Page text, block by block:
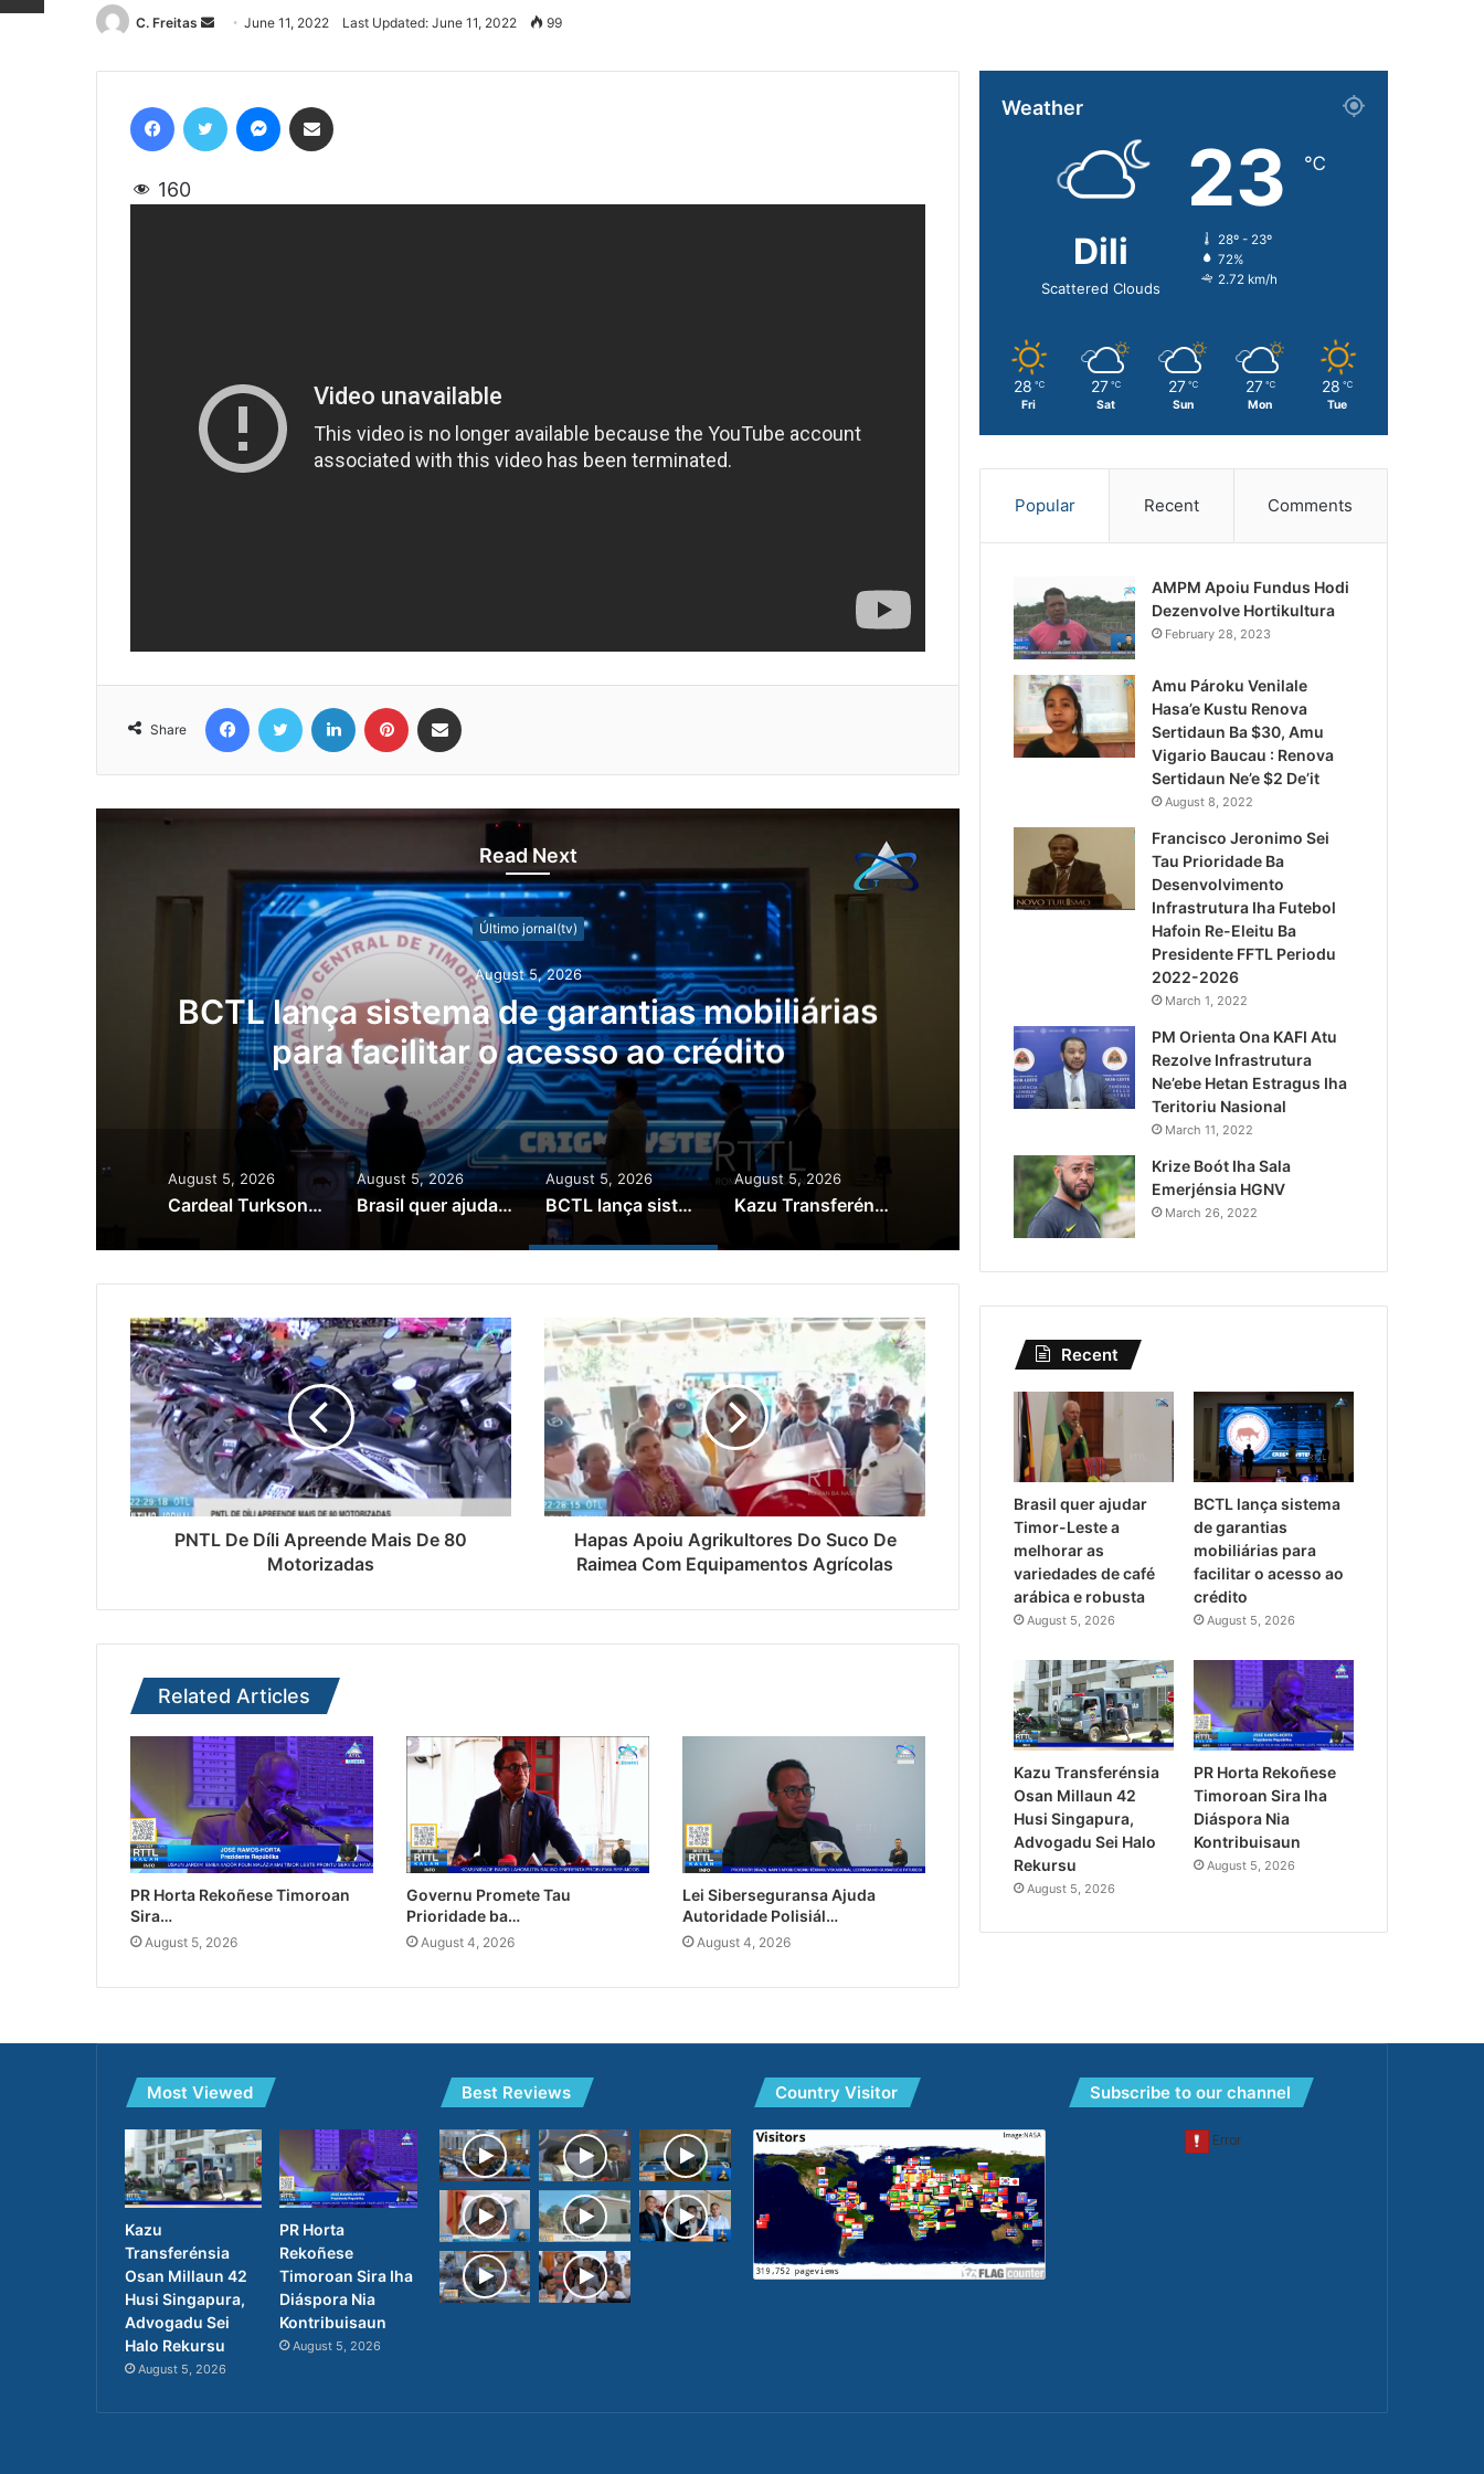
C. Freitas
Send
email
June 11, 2022 Last Updated: June 11, 2022 99
160
Share
Read Next
Último jornal(tv)
August 5, 2026
BCTL lança sistema de garantias mobiliárias
para facilitar o acesso ao crédito
Kazu Transferénsia
Singapura, Advogadu
August 5, 2026
Cardeal Turkson homenageia heróis timorenses e defende papel da igreja no desenvolvimento do país
August 5, 2026
Brasil quer ajudar Timor-Leste a melhorar as variedades de café arábica e robusta
August 5, 2026
BCTL lança sistema de garantias mobiliárias para facilitar o acesso ao crédito
August 5, 2026
Kazu Transferénsia Osan Millaun 42 Husi Singapura, Advogadu Sei Halo Rekursu
PNTL De Díli Apreende Mais De 80
Motorizadas
Hapas Apoiu Agrikultores Do Suco De
Raimea Com Equipamentos Agrícolas
Related Articles
PR Horta Rekoñese Timoroan
Sira…
August 5, 2026
Governu Promete Tau
Prioridade ba…
August 4, 2026
Lei Siberseguransa Ajuda
Autoridade Polisiál…
August 4, 2026
Weather
Dili
Scattered Clouds
23 ℃
28º - 23º
72%
2.72 km/h
28 ℃
Fri
27 ℃
Sat
27 ℃
Sun
27 ℃
Mon
28 ℃
Tue
Popular Recent Comments
AMPM Apoiu Fundus Hodi
Dezenvolve Hortikultura
February 28, 2023
Amu Pároku Venilale
Hasa’e Kustu Renova
Sertidaun Ba $30, Amu
Vigario Baucau : Renova
Sertidaun Ne’e $2 De’it
August 8, 2022
Francisco Jeronimo Sei
Tau Prioridade Ba
Desenvolvimento
Infrastrutura Iha Futebol
Hafoin Re-Eleitu Ba
Presidente FFTL Periodu
2022-2026
March 1, 2022
PM Orienta Ona KAFI Atu
Rezolve Infrastrutura
Ne’ebe Hetan Estragus Iha
Teritoriu Nasional
March 11, 2022
Krize Boót Iha Sala
Emerjénsia HGNV
March 26, 2022
Recent
Brasil quer ajudar
Timor-Leste a
melhorar as
variedades de café
arábica e robusta
August 5, 2026
BCTL lança sistema
de garantias
mobiliárias para
facilitar o acesso ao
crédito
August 5, 2026
Kazu Transferénsia
Osan Millaun 42
Husi Singapura,
Advogadu Sei Halo
Rekursu
August 5, 2026
PR Horta Rekoñese
Timoroan Sira Iha
Diáspora Nia
Kontribuisaun
August 5, 2026
Most Viewed
Kazu
Transferénsia
Osan Millaun 42
Husi Singapura,
Advogadu Sei
Halo Rekursu
August 5, 2026
PR Horta
Rekoñese
Timoroan Sira Iha
Diáspora Nia
Kontribuisaun
August 5, 2026
Best Reviews Country Visitor Subscribe to our channel